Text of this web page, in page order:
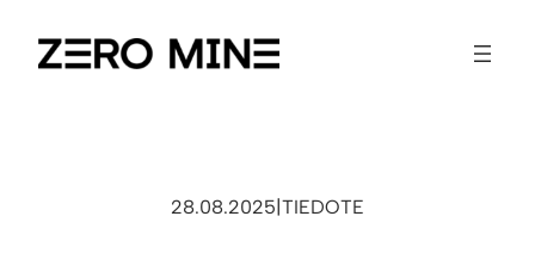
28.08.2025|TIEDOTE